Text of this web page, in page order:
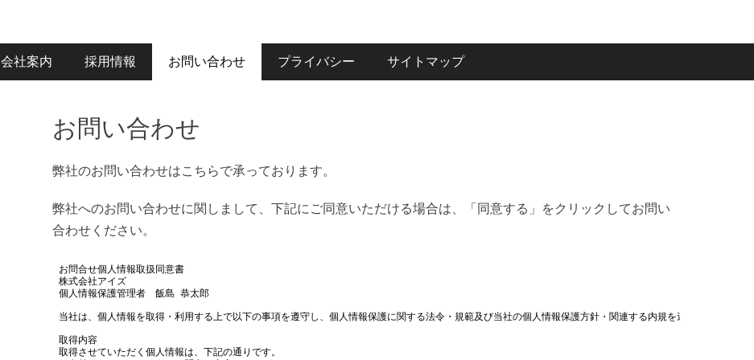
会社案内 採用情報 お問い合わせ プライバシー サイトマップ
お問い合わせ
弊社のお問い合わせはこちらで承っております。
弊社へのお問い合わせに関しまして、下記にご同意いただける場合は、「同意する」をクリックしてお問い
合わせください。